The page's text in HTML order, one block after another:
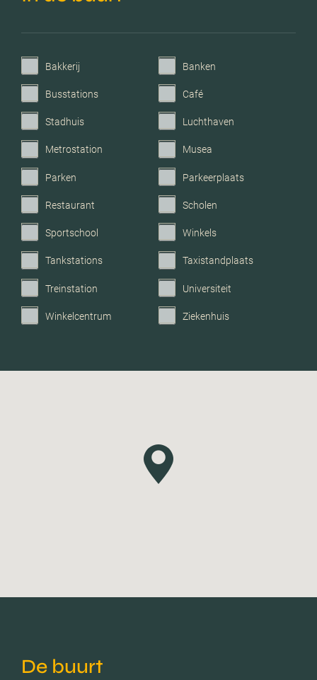
C.v.-ketel bouwjaar 2008
Voorzieningen
Mechanische ventilatie,
rolluiken, tv kabel,
airconditioning, dakraam,
zonnepanelen, natuurlijke
Parkeerfaciliteiten
Garage Geen garage
Bakkerij Banken
Busstations Café
Stadhuis Luchthaven
Metrostation Musea
Parken Parkeerplaats
Restaurant Scholen
Sportschool Winkels
Tankstations Taxistandplaats
Treinstation Universiteit
Winkelcentrum Ziekenhuis
De buurt